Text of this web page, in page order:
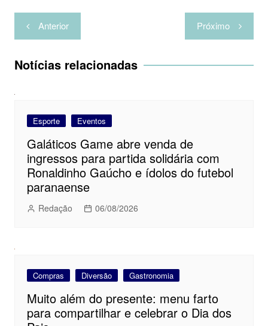
Navegação
de
Post
Anterior Próximo
Notícias relacionadas
Esporte Eventos
Galáticos Game abre venda de
ingressos para partida solidária com
Ronaldinho Gaúcho e ídolos do futebol
paranaense
Redação 06/08/2026
Compras Diversão Gastronomia
Muito além do presente: menu farto
para compartilhar e celebrar o Dia dos